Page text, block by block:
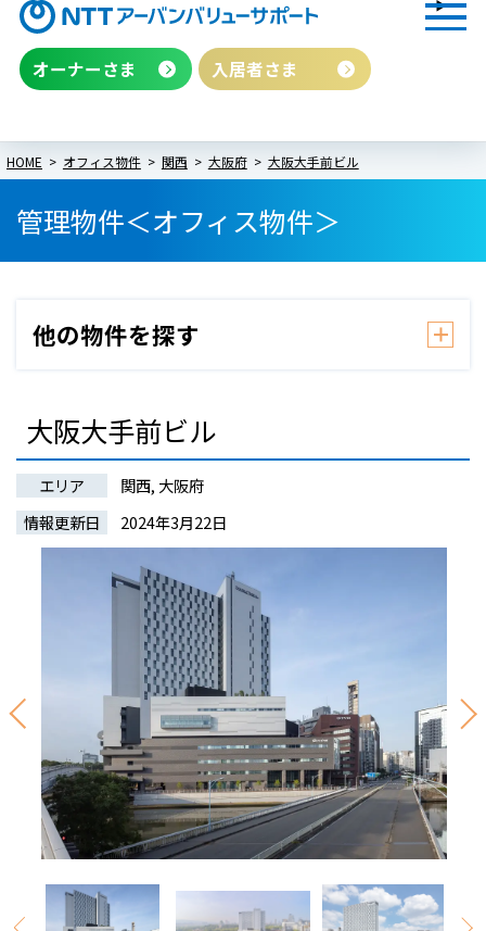
オーナーさま 入居者さま
HOME オフィス物件 関西 大阪府 大阪大手前ビル
管理物件＜オフィス物件＞
大阪大手前ビル
エリア
関西, 大阪府
情報更新日
2024年3月22日